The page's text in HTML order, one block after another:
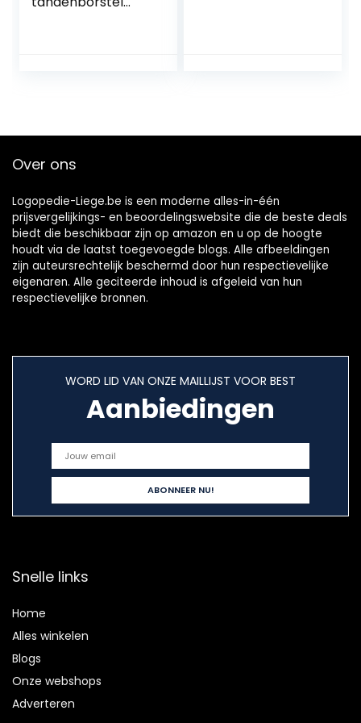
Over ons
Logopedie-Liege.be is een moderne alles-in-één
prijsvergelijkings- en beoordelingswebsite die de beste deals
biedt die beschikbaar zijn op amazon en u op de hoogte
houdt via de laatst toegevoegde blogs. Alle afbeeldingen
zijn auteursrechtelijk beschermd door hun respectievelijke
eigenaren. Alle geciteerde inhoud is afgeleid van hun
respectievelijke bronnen.
WORD LID VAN ONZE MAILLIJST VOOR BEST
Aanbiedingen
Snelle links
Home
Alles winkelen
Blogs
Onze webshops
Adverteren